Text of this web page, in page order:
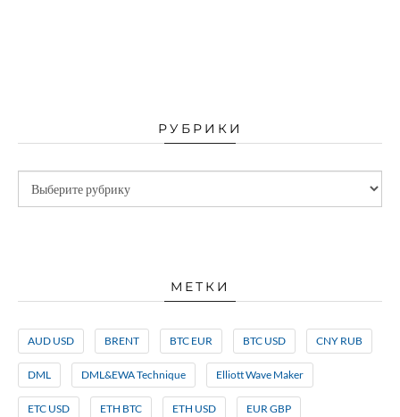
РУБРИКИ
МЕТКИ
AUD USD BRENT BTC EUR BTC USD CNY RUB
DML DML&EWA Technique Elliott Wave Maker
ETC USD ETH BTC ETH USD EUR GBP